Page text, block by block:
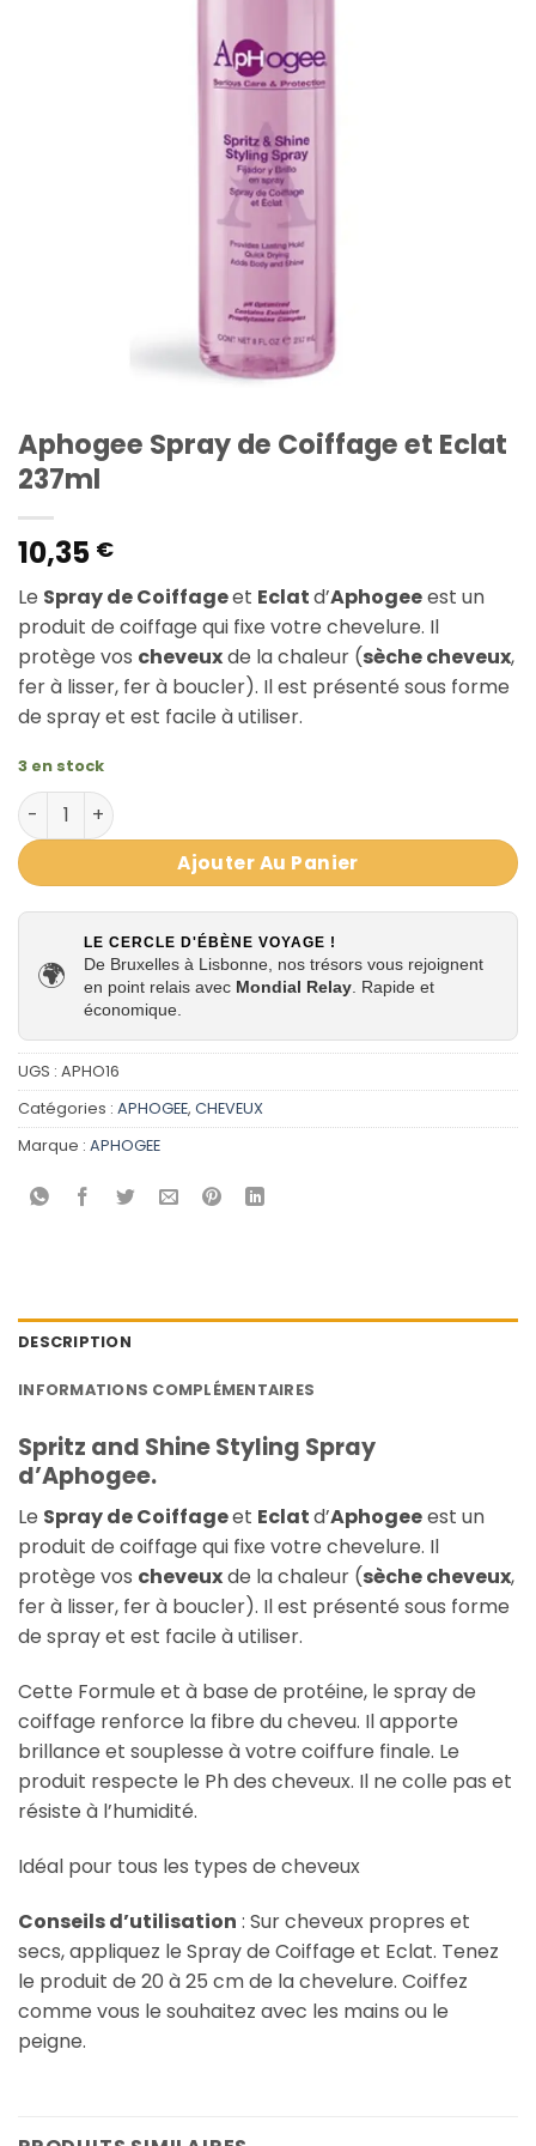
Aphogee Spray de Coiffage et Eclat
237ml
10,35 €
Le Spray de Coiffageet Eclatd’Aphogeeest un
produit de coiffage qui fixe votre chevelure. Il
protège vos cheveuxde la chaleur (sèche cheveux,
fer à lisser, fer à boucler). Il est présenté sous forme
de spray et est facile à utiliser.
3 en stock
quantité de Aphogee Spray de Coiffage et Eclat 237ml
Ajouter Au Panier
🌍
LE CERCLE D'ÉBÈNE VOYAGE !
De Bruxelles à Lisbonne, nos trésors vous rejoignent
en point relais avec Mondial Relay . Rapide et
économique.
UGS : APHO16
Catégories : APHOGEE, CHEVEUX
Marque : APHOGEE
DESCRIPTION
INFORMATIONS COMPLÉMENTAIRES
Spritz and Shine Styling Spray
d’Aphogee.
Le Spray de Coiffageet Eclatd’Aphogeeest un
produit de coiffage qui fixe votre chevelure. Il
protège vos cheveuxde la chaleur (sèche cheveux,
fer à lisser, fer à boucler). Il est présenté sous forme
de spray et est facile à utiliser.
Cette Formule et à base de protéine, le spray de
coiffage renforce la fibre du cheveu. Il apporte
brillance et souplesse à votre coiffure finale. Le
produit respecte le Ph des cheveux. Il ne colle pas et
résiste à l’humidité.
Idéal pour tous les types de cheveux
Conseils d’utilisation : Sur cheveux propres et
secs, appliquez le Spray de Coiffage et Eclat. Tenez
le produit de 20 à 25 cm de la chevelure. Coiffez
comme vous le souhaitez avec les mains ou le
peigne.